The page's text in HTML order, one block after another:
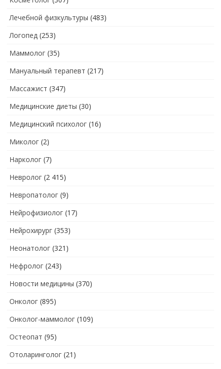
Лечебной физкультуры (483)
Логопед (253)
Маммолог (35)
Мануальный терапевт (217)
Массажист (347)
Медицинские диеты (30)
Медицинский психолог (16)
Миколог (2)
Нарколог (7)
Невролог (2 415)
Невропатолог (9)
Нейрофизиолог (17)
Нейрохирург (353)
Неонатолог (321)
Нефролог (243)
Новости медицины (370)
Онколог (895)
Онколог-маммолог (109)
Остеопат (95)
Отоларинголог (21)